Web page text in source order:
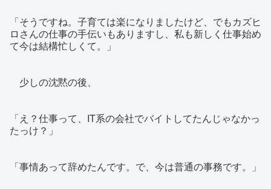
「そうですね。子育ては楽になりましたけど、でもカズヒ
ロさんの仕事の手伝いもありますし、私も新しく仕事始め
て今は結構忙しくて。」
少しの沈黙の後、
「え？仕事って、IT系の会社でバイトしてたんじゃなかっ
たっけ？」
「事情あって辞めたんです。で、今は普通の事務です。」